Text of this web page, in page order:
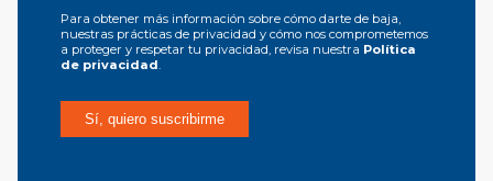
Para obtener más información sobre cómo darte de baja,
nuestras prácticas de privacidad y cómo nos comprometemos
a proteger y respetar tu privacidad, revisa nuestra Política
de privacidad.